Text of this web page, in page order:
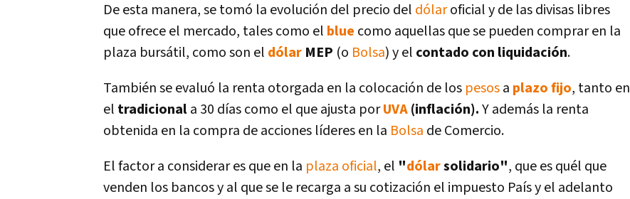
De esta manera, se tomó la evolución del precio del dólaroficial y de las divisas libres
que ofrece el mercado, tales como el blue como aquellas que se pueden comprar en la
plaza bursátil, como son el dólar MEP (o Bolsa) y el contado con liquidación.
También se evaluó la renta otorgada en la colocación de los pesosa plazo fijo, tanto en
el tradicionala 30 días como el que ajusta porUVA(inflación).Y además la renta
obtenida en la compra de acciones líderes en la Bolsa de Comercio.
El factor a considerar es que en la plaza oficial, el "dólarsolidario", que es quél que
venden los bancos y al que se le recarga a su cotización el impuesto País y el adelanto